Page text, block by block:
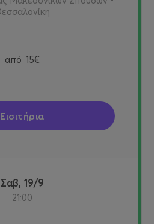
από 15€
Εισιτήρια
Σαβ, 19/9
21:00